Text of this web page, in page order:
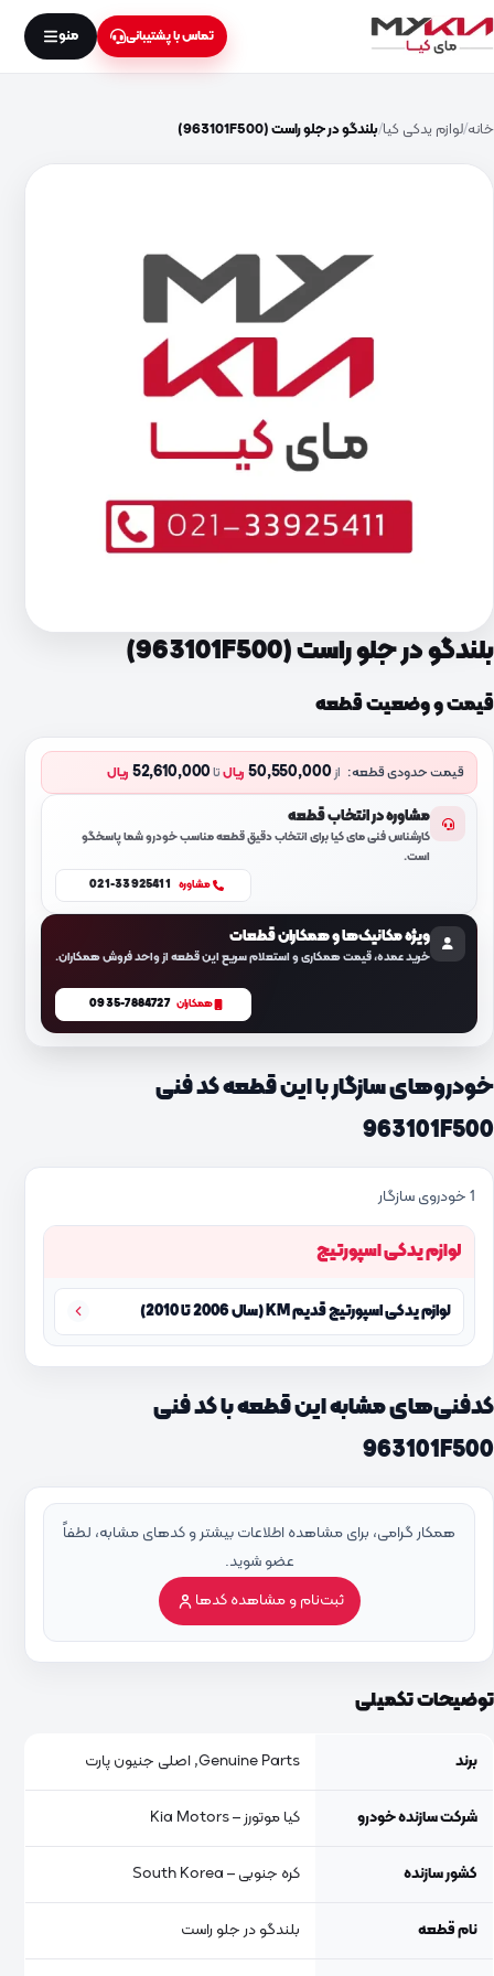
تماس با پشتیبانی منو
خانه لوازم یدکی کیا بلندگو در جلو راست (963101F500)
بلندگو در جلو راست (963101F500)
قیمت و وضعیت قطعه
قیمت حدودی قطعه: از50,550,000 ریالتا52,610,000 ریال
مشاوره در انتخاب قطعه
کارشناس فنی مای کیا برای انتخاب دقیق قطعه مناسب خودرو شما پاسخگو
است.
مشاوره 021-33925411
ویژه مکانیک‌ها و همکاران قطعات
خرید عمده، قیمت همکاری و استعلام سریع این قطعه از واحد فروش همکاران.
همکاران 0935-7884727
خودروهای سازگار با این قطعه کد فنی
963101F500
1 خودروی سازگار
لوازم یدکی اسپورتیج
لوازم یدکی اسپورتیج قدیم KM (سال 2006 تا 2010)
کدفنی‌های مشابه این قطعه با کد فنی
963101F500
همکار گرامی، برای مشاهده اطلاعات بیشتر و کدهای مشابه، لطفاً
عضو شوید.
ثبت‌نام و مشاهده کدها
توضیحات تکمیلی
برند Genuine Parts, اصلی جنیون پارت
شرکت سازنده خودرو کیا موتورز – Kia Motors
کشور سازنده کره جنوبی – South Korea
نام قطعه بلندگو در جلو راست